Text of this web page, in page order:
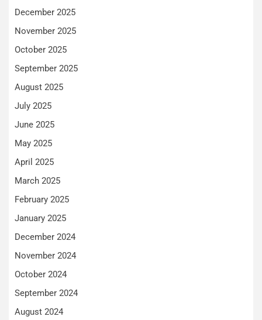
December 2025
November 2025
October 2025
September 2025
August 2025
July 2025
June 2025
May 2025
April 2025
March 2025
February 2025
January 2025
December 2024
November 2024
October 2024
September 2024
August 2024